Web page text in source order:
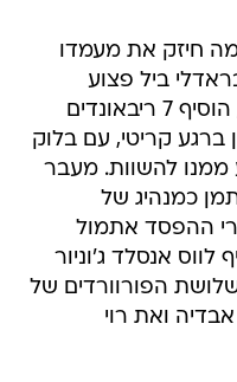
חיזק את מעמדו
ביל פצוע
ומושבת. הוא קלע 24 נקודות, הוסיף 7 ריבאונדים
מהן ברגע קריטי, עם בלוק
להשוות. מעבר
כמנהיג של
ההפסד אתמול
לווס אנסלד ג'וניור
הפורוורדים של
ואת רוי